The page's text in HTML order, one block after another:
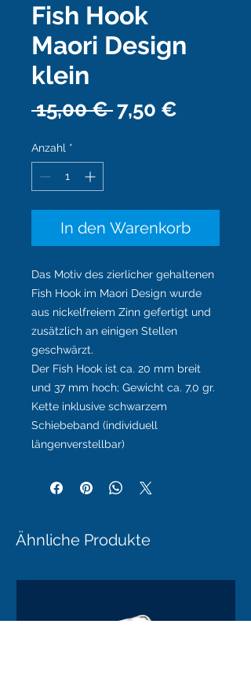
Fish Hook
Maori Design
klein
15,00 € Standardpreis
7,50 €
Anzahl *
In den Warenkorb
Das Motiv des zierlicher gehaltenen
Fish Hook im Maori Design wurde
aus nickelfreiem Zinn gefertigt und
zusätzlich an einigen Stellen
geschwärzt.
Der Fish Hook ist ca. 20 mm breit
und 37 mm hoch; Gewicht ca. 7,0 gr.
Kette inklusive schwarzem
Schiebeband (individuell
längenverstellbar)
Ähnliche Produkte